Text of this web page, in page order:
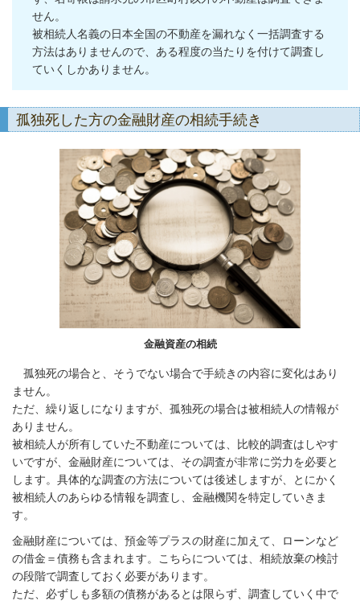
せん。
被相続人名義の日本全国の不動産を漏れなく一括調査する
方法はありませんので、ある程度の当たりを付けて調査し
ていくしかありません。
孤独死した方の金融財産の相続手続き
金融資産の相続
孤独死の場合と、そうでない場合で手続きの内容に変化はあり
ません。
ただ、繰り返しになりますが、孤独死の場合は被相続人の情報が
ありません。
被相続人が所有していた不動産については、比較的調査はしやす
いですが、金融財産については、その調査が非常に労力を必要と
します。具体的な調査の方法については後述しますが、とにかく
被相続人のあらゆる情報を調査し、金融機関を特定していきま
す。
金融財産については、預金等プラスの財産に加えて、ローンなど
の借金＝債務も含まれます。こちらについては、相続放棄の検討
の段階で調査しておく必要があります。
ただ、必ずしも多額の債務があるとは限らず、調査していく中で